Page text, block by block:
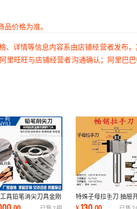
价格为准。
详情等信息内容系由店铺经营者发布
旺旺与店铺经营者沟通确认；阿里巴
具铅笔消尖刀具金刚
式消尖刀 厂家直销
特殊子母拉手刀 抽屉
刀硬质合金适用木工家